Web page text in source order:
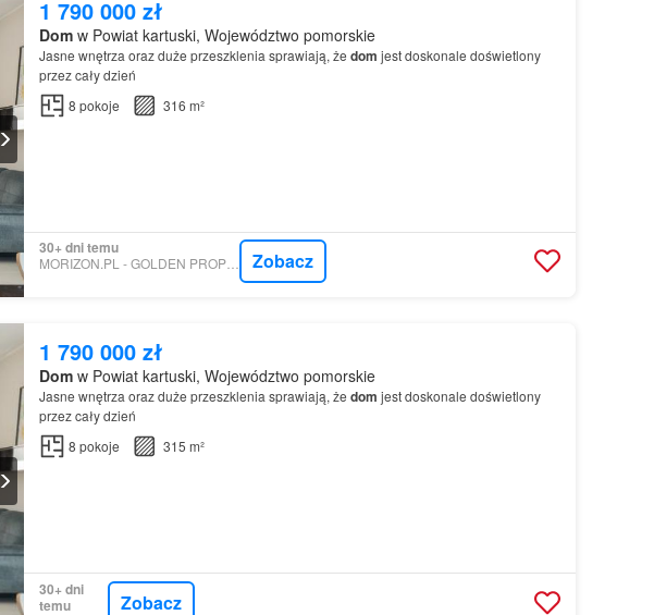
1 790 000 zł
Domw Powiat kartuski, Województwo pomorskie
Jasne wnętrza oraz duże przeszklenia sprawiają, że dom jest doskonale doświetlony
przez cały dzień
8 pokoje 316 m²
30+ dni temu
MORIZON.PL - GOLDEN PROPERTY KONRAD BAJERSKI Zobacz
1 790 000 zł
Domw Powiat kartuski, Województwo pomorskie
Jasne wnętrza oraz duże przeszklenia sprawiają, że dom jest doskonale doświetlony
przez cały dzień
8 pokoje 315 m²
30+ dni
temu
Zobacz